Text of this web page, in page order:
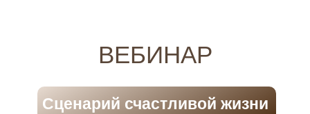
ВЕБИНАР
Сценарий счастливой жизни